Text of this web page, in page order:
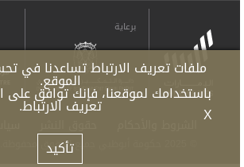
برعاية
X
ملفات تعريف الارتباط تساعدنا في
الموقع.
باستخدامك لموقعنا، فإنك توافق على
تعريف الارتباط.
تأكيد